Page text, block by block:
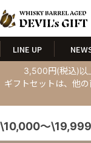
LINE UP
3,500円(税込)以
ギフトセットは、他
\10,000～\19,999